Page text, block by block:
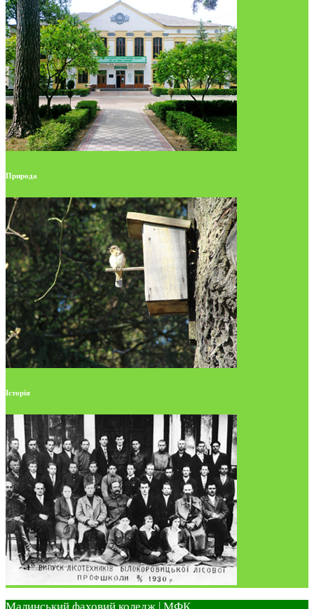
Природа
Історія